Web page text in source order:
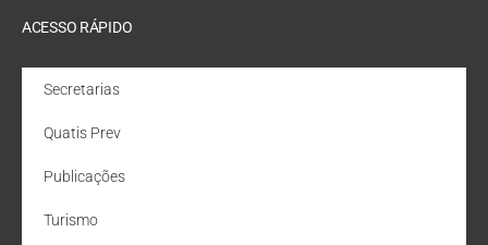
ACESSO RÁPIDO
Secretarias
Quatis Prev
Publicações
Turismo